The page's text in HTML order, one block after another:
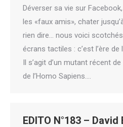
Déverser sa vie sur
les «faux amis», chater
rien dire… nous voici
écrans tactiles : c’est l’ère de
Il s’agit d’un mutant récent
de l’Homo Sapiens.…
EDITO N°183 – David